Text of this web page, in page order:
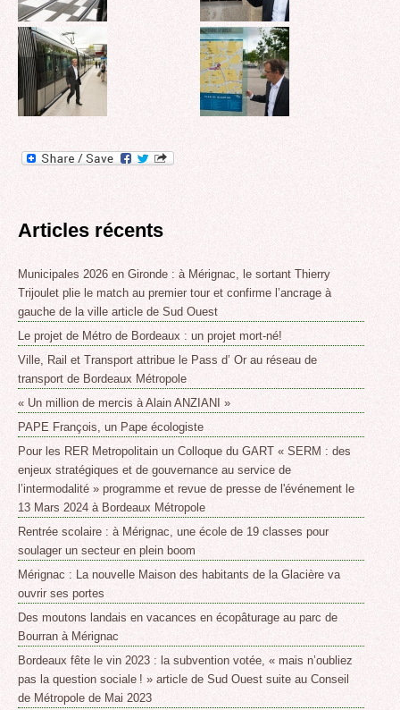
Articles récents
Municipales 2026 en Gironde : à Mérignac, le sortant Thierry
Trijoulet plie le match au premier tour et confirme l’ancrage à
gauche de la ville article de Sud Ouest
Le projet de Métro de Bordeaux : un projet mort-né!
Ville, Rail et Transport attribue le Pass d’ Or au réseau de
transport de Bordeaux Métropole
« Un million de mercis à Alain ANZIANI »
PAPE François, un Pape écologiste
Pour les RER Metropolitain un Colloque du GART « SERM : des
enjeux stratégiques et de gouvernance au service de
l’intermodalité » programme et revue de presse de l'événement le
13 Mars 2024 à Bordeaux Métropole
Rentrée scolaire : à Mérignac, une école de 19 classes pour
soulager un secteur en plein boom
Mérignac : La nouvelle Maison des habitants de la Glacière va
ouvrir ses portes
Des moutons landais en vacances en écopâturage au parc de
Bourran à Mérignac
Bordeaux fête le vin 2023 : la subvention votée, « mais n’oubliez
pas la question sociale ! » article de Sud Ouest suite au Conseil
de Métropole de Mai 2023